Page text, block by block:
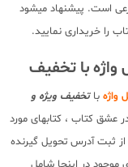
است. پیشنهاد میشود
را خریداری نمایید.
با تخفیف
واژه باتخفیف ویژه و
عشق کتاب ، کتابهای مورد
ثبت آدرس تحویل گیرنده